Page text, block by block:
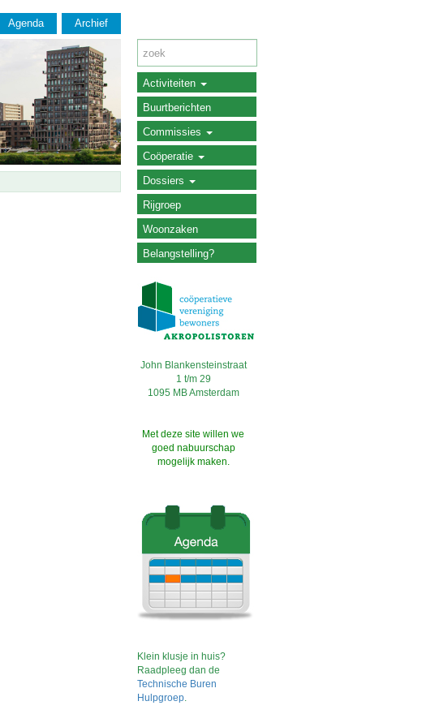
Agenda Archief
Activiteiten
Buurtberichten
Commissies
Coöperatie
Dossiers
Rijgroep
Woonzaken
Belangstelling?
John Blankensteinstraat
1 t/m 29
1095 MB Amsterdam
Met deze site willen we
goed nabuurschap
mogelijk maken.
Klein klusje in huis?
Raadpleeg dan de
Technische Buren
Hulpgroep.